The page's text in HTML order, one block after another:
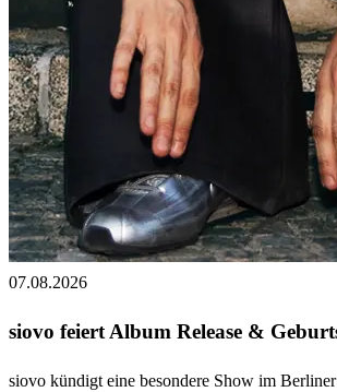
07.08.2026
siovo feiert Album Release &
siovo kündigt eine besondere Show im